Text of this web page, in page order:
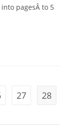
pagesÂ to 5
27 28